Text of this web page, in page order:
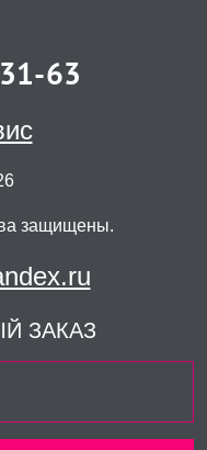
63
защищены.
ЗАКАЗ